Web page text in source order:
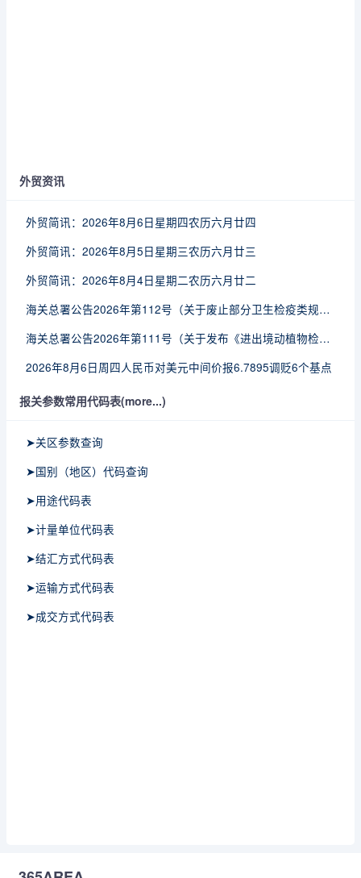
外贸资讯
外贸简讯：2026年8月6日星期四农历六月廿四
外贸简讯：2026年8月5日星期三农历六月廿三
外贸简讯：2026年8月4日星期二农历六月廿二
海关总署公告2026年第112号（关于废止部分卫生检疫类规范性文件的公告）
海关总署公告2026年第111号（关于发布《进出境动植物检疫处理监督管理工作规定》《进出境卫生处理监督管理工作规定》的公告）
2026年8月6日周四人民币对美元中间价报6.7895调贬6个基点
报关参数常用代码表(more...)
➤关区参数查询
➤国别（地区）代码查询
➤用途代码表
➤计量单位代码表
➤结汇方式代码表
➤运输方式代码表
➤成交方式代码表